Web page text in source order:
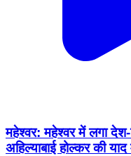
महेश्वर: महेश्वर में लगा
अहिल्याबाई होल्कर की